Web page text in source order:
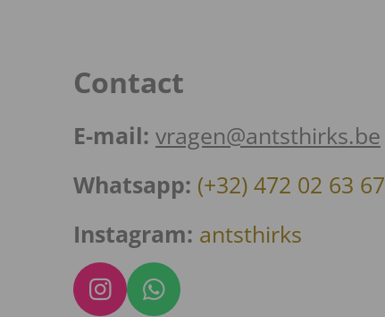
Contact
E-mail: vragen@antsthirks.be
Whatsapp: (+32) 472 02 63 67
Instagram: antsthirks
I
W